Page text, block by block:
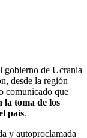
gobierno de Ucrania
desde la región
comunicado que
la toma de los
país.
y autoproclamada